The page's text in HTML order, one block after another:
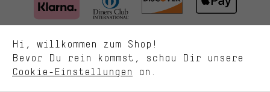
SCHNELL ERHALTEN
Hi, willkommen zum Shop!
Bevor Du rein kommst, schau Dir unsere
Cookie-Einstellungen an.
Bessere Leistung
Uns interessiert, was Du in unserem Shop suchst und brauchst.
selbst Einfluss auf die Verbesserung unserer Webseite und
unseres Shop-Angebots.